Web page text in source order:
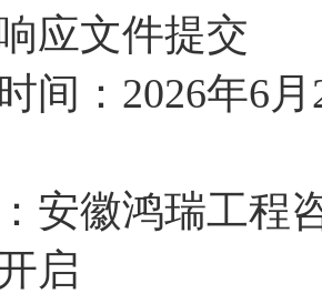
应文件提交
间： 2026年6月
安徽鸿瑞工程
启